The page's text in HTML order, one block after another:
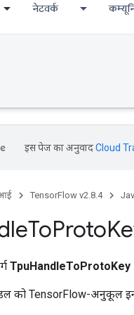
नेटवर्क
इस पेज का अनुवादCloud
TensorFlow v2.8.4
ToProto
TpuHandleToProtoKey
को TensorFlow-अनुकूल